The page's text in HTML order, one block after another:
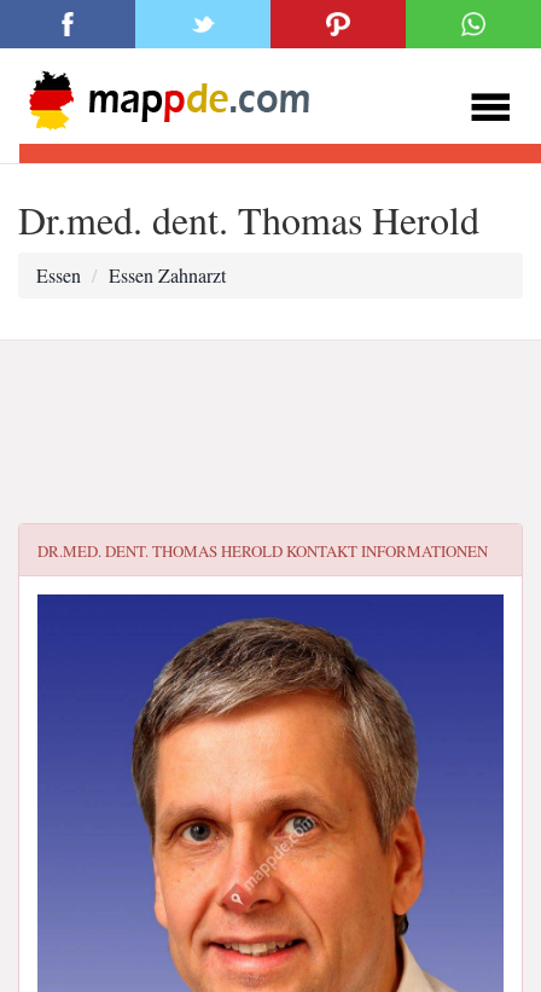
Dr.med. dent. Thomas Herold
Essen Essen Zahnarzt
DR.MED. DENT. THOMAS HEROLDKONTAKT INFORMATIONEN